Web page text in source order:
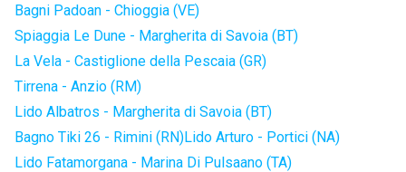
Bagni Padoan - Chioggia (VE)
Spiaggia Le Dune - Margherita di Savoia (BT)
La Vela - Castiglione della Pescaia (GR)
Tirrena - Anzio (RM)
Lido Albatros - Margherita di Savoia (BT)
Bagno Tiki 26 - Rimini (RN)Lido Arturo - Portici (NA)
Lido Fatamorgana - Marina Di Pulsaano (TA)